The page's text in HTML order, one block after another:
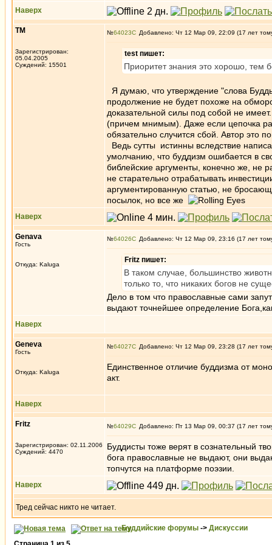
Наверх
ТМ
Зарегистрирован:
05.04.2005
Суждений: 15501
№64023 Добавлено: Чт 12 Мар 09, 22:09 (17 лет
test пишет:
Приоритет знания это хорошо, тем
Я думаю, что утверждение "слова
продолжение не будет похоже на
доказательной силы под собой не
(причем мнимым). Даже если цепочка
обязательно случится сбой. Автор это
Ведь сутты истинны вследствие
умолчанию, что буддизм ошибается в
библейские аргументы, конечно же, не
не старательно отрабатывать
аргументированную статью, не
посылок, но все же
Наверх
Genava
Гость
Откуда: Kaluga
№64026 Добавлено: Чт 12 Мар 09, 23:16 (17 лет
Fritz пишет:
В таком случае, большинство
только то, что никаких богов не
Дело в том что православные сами
выдают точнейшее определение
Наверх
Genеva
Гость
Откуда: Kaluga
№64027 Добавлено: Чт 12 Мар 09, 23:28 (17 лет
Единственное отличие буддизма от
акт.
Наверх
Fritz
Зарегистрирован: 02.11.2006
Суждений: 4470
№64029 Добавлено: Пт 13 Мар 09, 00:37 (17 лет
Буддисты тоже верят в сознательный
бога православные не выдают, они
топчутся на платформе поэзии.
Наверх
Тред сейчас никто не читает.
Буддийские форумы -> Дискуссии